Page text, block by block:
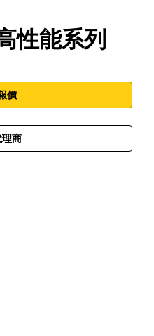
性能系列
價
商